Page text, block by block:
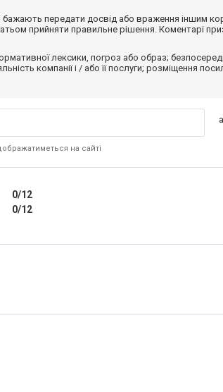
бажають передати досвід або враження іншим
прийняти правильне рішення. Коментарі
лексики, погроз або образ;
компанії і / або її послуги; розміщення
на сайті
0/12
0/12